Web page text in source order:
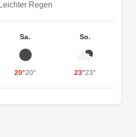
Leichter Regen
Sa.
20°20°
So.
23°23°